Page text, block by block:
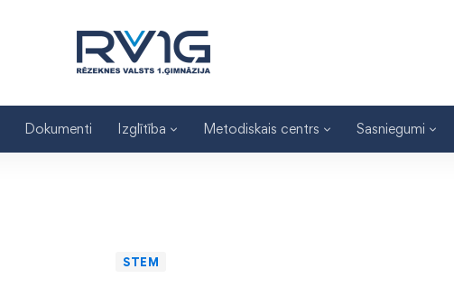
Dokumenti Izglītība Metodiskais centrs Sasniegumi
STEM